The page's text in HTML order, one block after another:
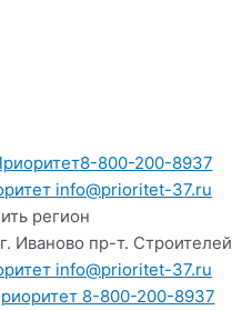
8-800-200-8937
info@prioritet-37.ru
г. Иваново пр-т.
info@prioritet-37.ru
8-800-200-8937